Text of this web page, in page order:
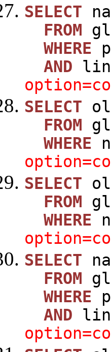
SELECT
FROM
WHERE
AND
SELECT
FROM
WHERE
SELECT
FROM
WHERE
SELECT
FROM
WHERE
AND